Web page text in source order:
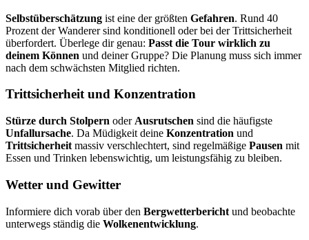
Selbstüberschätzung ist eine der größten Gefahren. Rund 40
Prozent der Wanderer sind konditionell oder bei der Trittsicherheit
überfordert. Überlege dir genau: Passt die Tour wirklich zu
deinem Können und deiner Gruppe? Die Planung muss sich immer
nach dem schwächsten Mitglied richten.
Trittsicherheit und Konzentration
Stürze durch Stolpern oder Ausrutschen sind die häufigste
Unfallursache. Da Müdigkeit deine Konzentration und
Trittsicherheit massiv verschlechtert, sind regelmäßige Pausen mit
Essen und Trinken lebenswichtig, um leistungsfähig zu bleiben.
Wetter und Gewitter
Informiere dich vorab über den Bergwetterbericht und beobachte
unterwegs ständig die Wolkenentwicklung.